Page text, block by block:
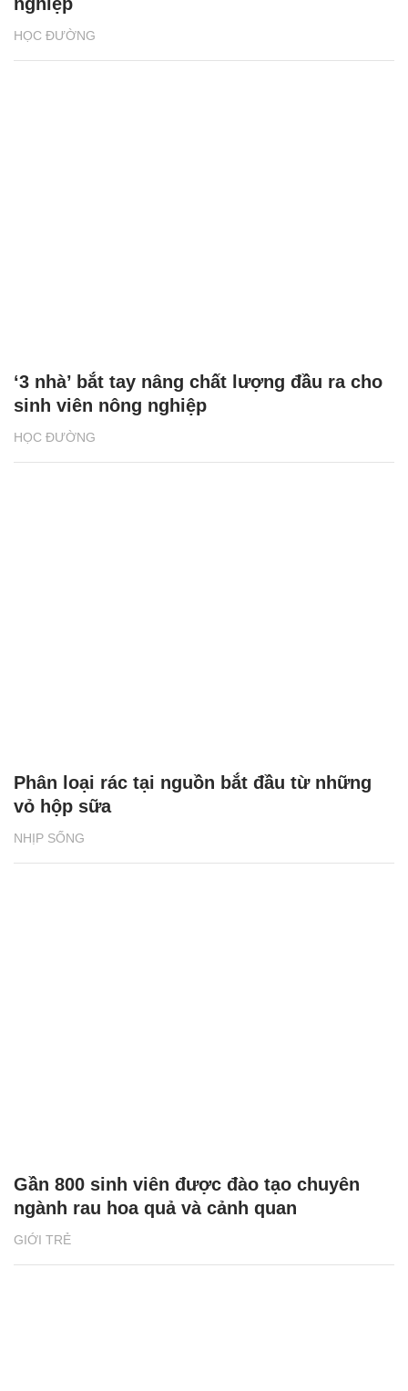
HỌC ĐƯỜNG
HỌC ĐƯỜNG
‘3 nhà’ bắt tay nâng chất lượng đầu ra cho
sinh viên nông nghiệp
NHỊP SỐNG
Phân loại rác tại nguồn bắt đầu từ những
vỏ hộp sữa
GIỚI TRẺ
Gần 800 sinh viên được đào tạo chuyên
ngành rau hoa quả và cảnh quan